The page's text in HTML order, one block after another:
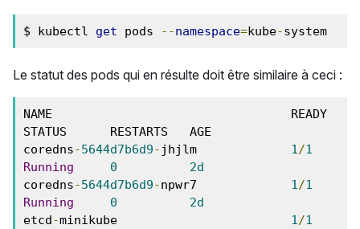
$ kubectl get pods --namespace=kube-system
Le statut des pods qui en résulte doit être similaire à ceci :
NAME                                 READY
STATUS      RESTARTS   AGE
coredns-5644d7b6d9- jhjlm 1/1
Running
0
2d
coredns-5644d7b6d9-npwr7 1/1
Running
0
2d
etcd-minikube 1/1